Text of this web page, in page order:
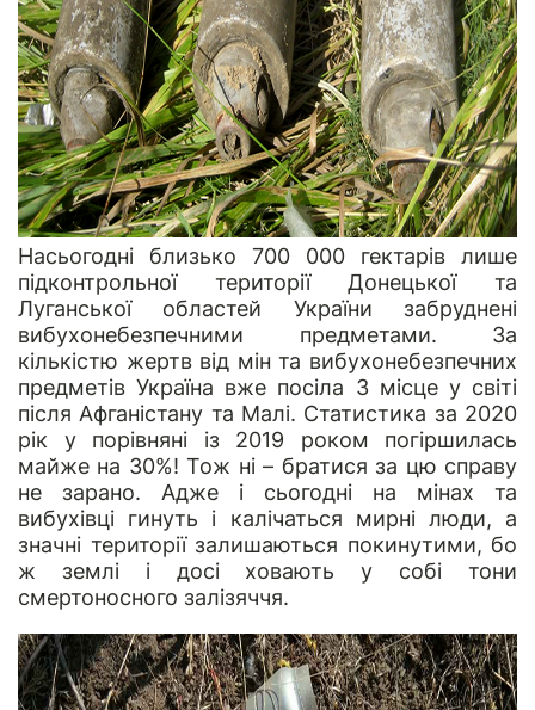
Насьогодні близько 700 000 гектарів лише
підконтрольної території Донецької та
Луганської областей України забруднені
вибухонебезпечними предметами. За
кількістю жертв від мін та вибухонебезпечних
предметів Україна вже посіла 3 місце у світі
після Афганістану та Малі. Статистика за 2020
рік у порівняні із 2019 роком погіршилась
майже на 30%! Тож ні – братися за цю справу
не зарано. Адже і сьогодні на мінах та
вибухівці гинуть і калічаться мирні люди, а
значні території залишаються покинутими, бо
ж землі і досі ховають у собі тони
смертоносного залізяччя.